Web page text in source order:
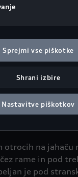
biti v otroškem
pasovi,
Med pasom in
dva prsta
mora potekati
otrocih na jahaču
rame in pod
je pod
Sprejmi vse piškotke
Shrani izbire
Nastavitve piškotkov